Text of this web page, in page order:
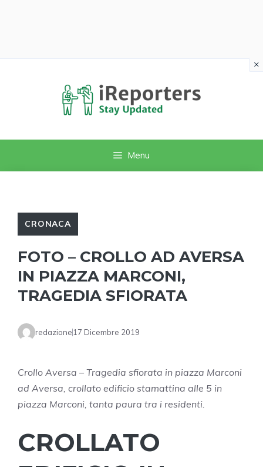
Menu
CRONACA
FOTO – CROLLO AD AVERSA
IN PIAZZA MARCONI,
TRAGEDIA SFIORATA
redazione 17 Dicembre 2019
Crollo Aversa – Tragedia sfiorata in piazza Marconi
ad Aversa, crollato edificio stamattina alle 5 in
piazza Marconi, tanta paura tra i residenti.
CROLLATO
×